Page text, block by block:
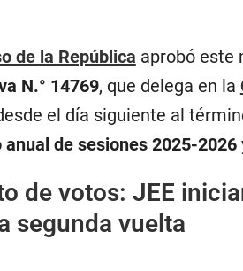
de la República aprobó este
N.° 14769, que delega en la
el día siguiente al
anual de sesiones 2025-2026
de votos: JEE
segunda vuelta